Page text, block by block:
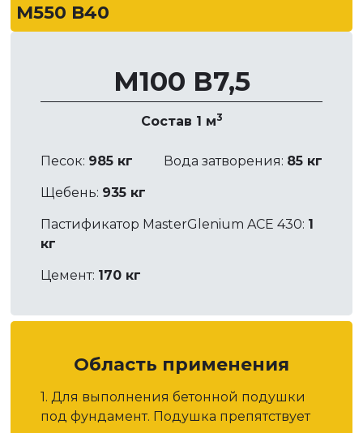
М550 В40
М100 В7,5
Состав 1 м3
Песок: 985 кг Вода затворения: 85 кг
Щебень: 935 кг
Пастификатор MasterGlenium ACE 430: 1
кг
Цемент: 170 кг
Область применения
1. Для выполнения бетонной подушки
под фундамент. Подушка препятствует